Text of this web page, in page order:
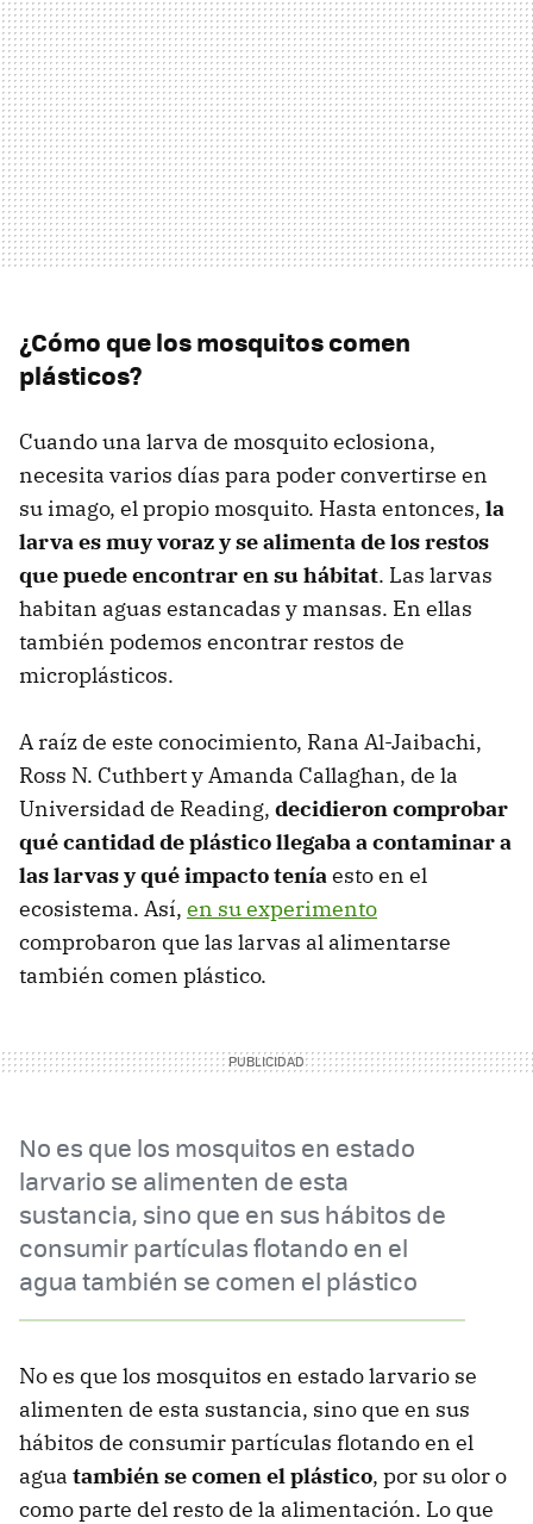
¿Cómo que los mosquitos comen
plásticos?
Cuando una larva de mosquito eclosiona,
necesita varios días para poder convertirse en
su imago, el propio mosquito. Hasta entonces, la
larva es muy voraz y se alimenta de los restos
que puede encontrar en su hábitat. Las larvas
habitan aguas estancadas y mansas. En ellas
también podemos encontrar restos de
microplásticos.
A raíz de este conocimiento, Rana Al-Jaibachi,
Ross N. Cuthbert y Amanda Callaghan, de la
Universidad de Reading, decidieron comprobar
qué cantidad de plástico llegaba a contaminar a
las larvas y qué impacto teníaesto en el
ecosistema. Así, en su experimento
comprobaron que las larvas al alimentarse
también comen plástico.
No es que los mosquitos en estado
larvario se alimenten de esta
sustancia, sino que en sus hábitos de
consumir partículas flotando en el
agua también se comen el plástico
No es que los mosquitos en estado larvario se
alimenten de esta sustancia, sino que en sus
hábitos de consumir partículas flotando en el
agua también se comen el plástico, por su olor o
como parte del resto de la alimentación. Lo que